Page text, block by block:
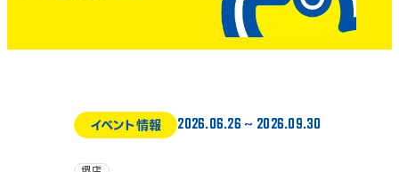
イベント情報 2026.06.26~ 2026.09.30